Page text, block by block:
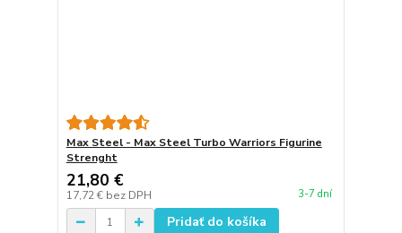
Max Steel - Max Steel Turbo Warriors Figurine
Strenght
21,80 €
17,72 € bez DPH 3-7 dní
Pridať do košíka